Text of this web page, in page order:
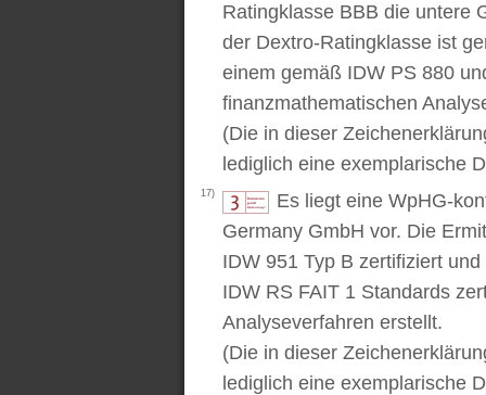
Ratingklasse BBB die untere
der Dextro-Ratingklasse ist
einem gemäß IDW PS 880
finanzmathematischen
(Die in dieser
lediglich eine exemplarische
17)
Es liegt eine WpHG-
Germany GmbH vor. Die
IDW 951 Typ B zertifiziert
IDW RS FAIT 1 Standards
Analyseverfahren erstellt.
(Die in dieser
lediglich eine exemplarische